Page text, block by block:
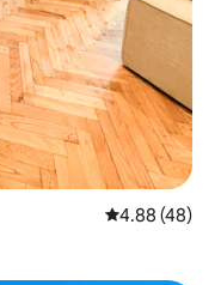
Calificación
4.88 (48)